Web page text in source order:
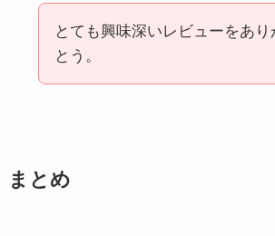
とても興味深いレビューをあり
とう。
まとめ